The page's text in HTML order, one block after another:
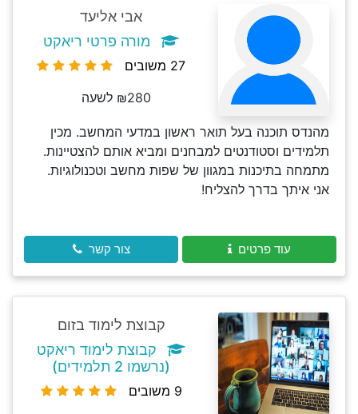
אבי אליעד
מורה פרטי ריאקט
27 משובים
₪280 לשעה
מהנדס תוכנה בעל תואר ראשון במדעי המחשב. מכין
תלמידים וסטודנטים למבחנים ומביא אותם להצטיינות.
מתמחה בתיכנות במגוון של שפות מחשב וטכנולוגיות.
אני איתך בדרך להצליח!
עוד פרטים צור קשר
קבוצת לימוד בזום
קבוצת לימוד ריאקט
(נרשמו 2 תלמידים)
9 משובים